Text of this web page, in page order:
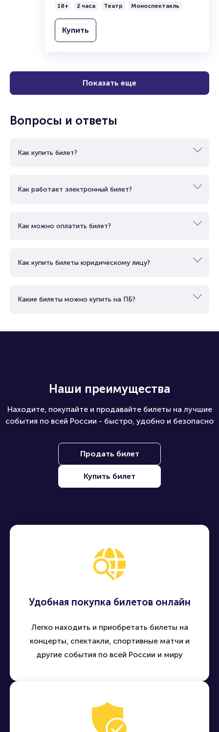
18+ 2 часа Театр Моноспектакль
Купить
Показать еще
Вопросы и ответы
Как купить билет?
Как работает электронный билет?
Как можно оплатить билет?
Как купить билеты юридическому лицу?
Какие билеты можно купить на ПБ?
Наши преимущества
Находите, покупайте и продавайте билеты на лучшие
события по всей России - быстро, удобно и безопасно
Продать билет
Купить билет
Удобная покупка билетов онлайн
Легко находить и приобретать билеты на
концерты, спектакли, спортивные матчи и
другие события по всей России и миру